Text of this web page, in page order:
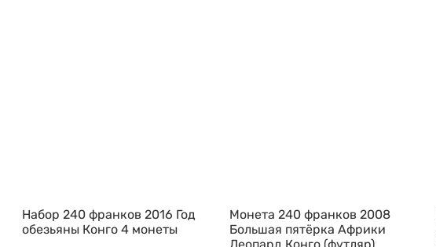
Набор 240 франков 2016 Год
обезьяны Конго 4 монеты
Монета 240 франков 2008
Большая пятёрка Африки